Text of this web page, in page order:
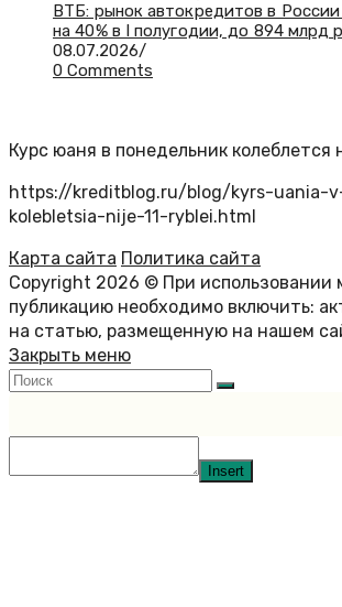
ВТБ: рынок автокредитов в
на 40% в I полугодии, до 894 млрд
08.07.2026/
0 Comments
Курс юаня в понедельник колеблется
https://kreditblog.ru/blog/kyrs-uania-
kolebletsia-nije-11-ryblei.html
Карта сайта Политика сайта
Copyright 2026 © При использовании
публикацию необходимо включить:
на статью, размещенную на нашем
Закрыть меню
Insert